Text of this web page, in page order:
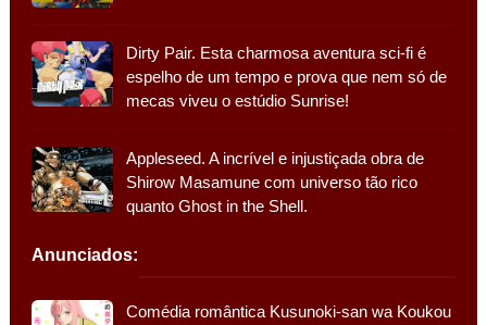
Dirty Pair. Esta charmosa aventura sci-fi é
espelho de um tempo e prova que nem só de
mecas viveu o estúdio Sunrise!
Appleseed. A incrível e injustiçada obra de
Shirow Masamune com universo tão rico
quanto Ghost in the Shell.
Anunciados:
Comédia romântica Kusunoki-san wa Koukou